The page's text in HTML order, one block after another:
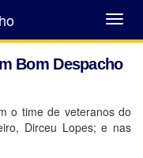
Abrir
Menu
Bom Despacho
o time de veteranos do
Dirceu Lopes; e nas